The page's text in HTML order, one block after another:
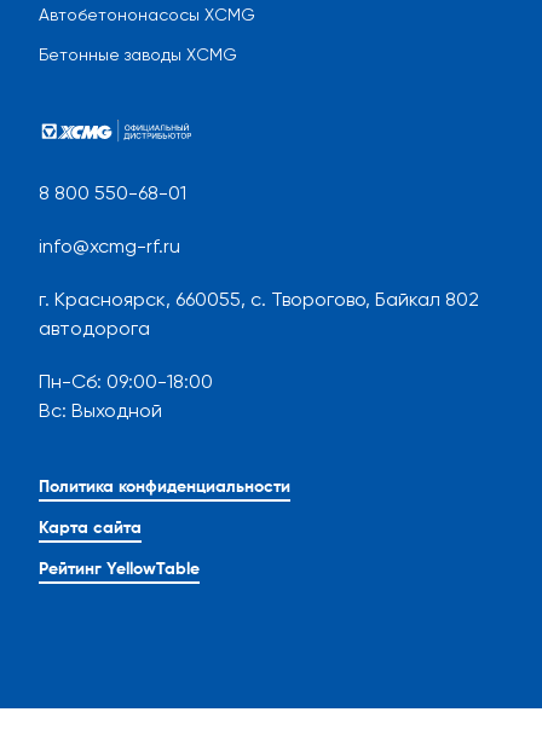
8 800 550-68-01
info@xcmg-rf.ru
г. Красноярск, 660055, с. Творогово, Байкал 802
автодорога
Пн-Сб: 09:00-18:00
Вс: Выходной
Политика конфиденциальности
Карта сайта
Рейтинг YellowTable
Автобетононасосы XCMG
Бетонные заводы XCMG